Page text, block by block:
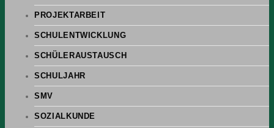
PROJEKTARBEIT
SCHULENTWICKLUNG
SCHÜLERAUSTAUSCH
SCHULJAHR
SMV
SOZIALKUNDE